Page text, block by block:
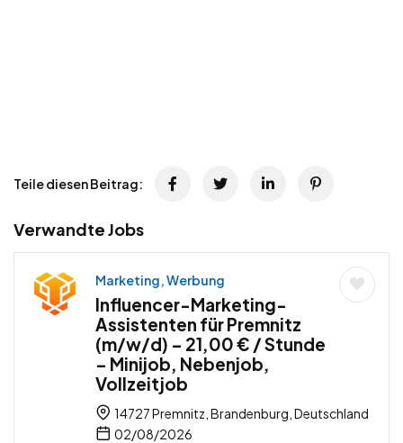
Teile diesen Beitrag:
Verwandte Jobs
Marketing, Werbung
Influencer-Marketing-
Assistenten für Premnitz
(m/w/d) – 21,00 € / Stunde
– Minijob, Nebenjob,
Vollzeitjob
14727 Premnitz, Brandenburg, Deutschland
02/08/2026